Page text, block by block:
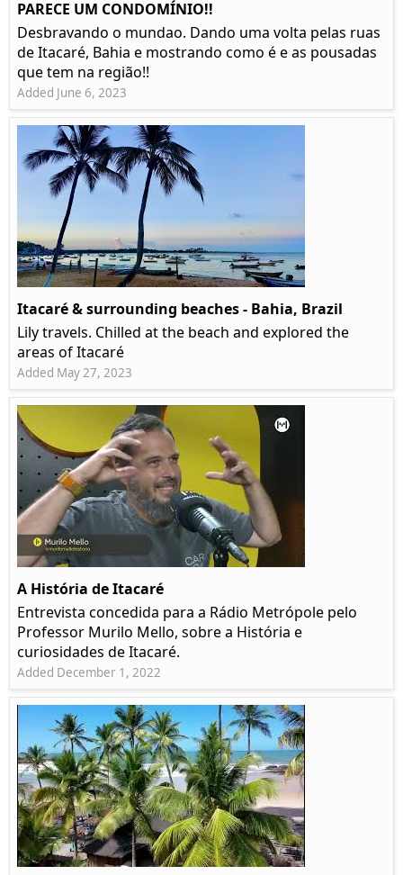
PARECE UM CONDOMÍNIO!!
Desbravando o mundao. Dando uma volta pelas ruas
de Itacaré, Bahia e mostrando como é e as pousadas
que tem na região!!
Added June 6, 2023
Itacaré & surrounding beaches - Bahia, Brazil
Lily travels. Chilled at the beach and explored the
areas of Itacaré
Added May 27, 2023
A História de Itacaré
Entrevista concedida para a Rádio Metrópole pelo
Professor Murilo Mello, sobre a História e
curiosidades de Itacaré.
Added December 1, 2022